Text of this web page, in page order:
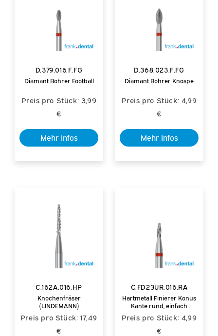
D.379.016.F.FG
Diamant Bohrer Football
Preis pro Stück: 3,99
€
Mehr Infos
D.368.023.F.FG
Diamant Bohrer Knospe
Preis pro Stück: 4,99
€
Mehr Infos
C.162A.016.HP
Knochenfräser
(LINDEMANN)
Preis pro Stück: 17,49
€
C.FD23UR.016.RA
Hartmetall Finierer Konus
Kante rund, einfach
verzahnt
Preis pro Stück: 4,99
€